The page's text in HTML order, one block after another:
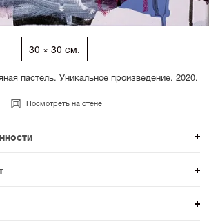
30 × 30 см.
пастель. Уникальное произведение. 2020.
Посмотреть на стене
произведению мы
подлинности. Для товаров
сертификаты не
вы можете выбрать и
оформления. На сайте доступен